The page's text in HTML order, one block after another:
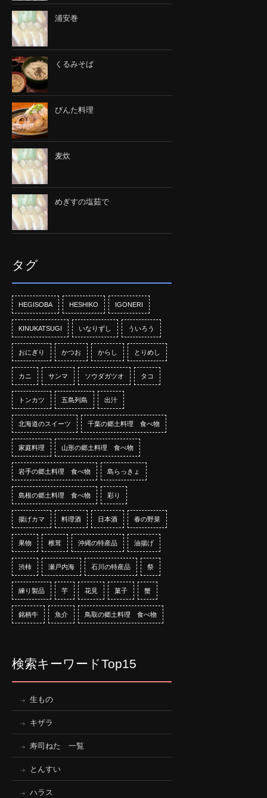
浦安巻
くるみそば
びんた料理
麦炊
めぎすの塩茹で
タグ
HEGISOBA HESHIKO IGONERI
KINUKATSUGI いなりずし ういろう
おにぎり かつお からし とりめし
カニ サンマ ソウダガツオ タコ
トンカツ 五島列島 出汁
北海道のスイーツ 千葉の郷土料理 食べ物
家庭料理 山形の郷土料理 食べ物
岩手の郷土料理 食べ物 島らっきょ
島根の郷土料理 食べ物 彩り
揚げカマ 料理酒 日本酒 春の野菜
果物 椎茸 沖縄の特産品 油揚げ
渋柿 瀬戸内海 石川の特産品 祭
練り製品 芋 花見 菓子 蟹
銘柄牛 魚介 鳥取の郷土料理 食べ物
検索キーワードTop15
生もの
キザラ
寿司ねた 一覧
とんすい
ハラス